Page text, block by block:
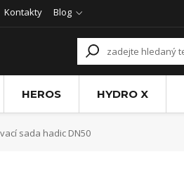
Kontakty Blog
HEROS HYDRO X
sada hadic DN50